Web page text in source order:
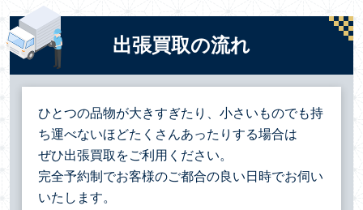
出張買取の流れ
ひとつの品物が大きすぎたり、小さいものでも持
ち運べないほどたくさんあったりする場合は
ぜひ出張買取をご利用ください。
完全予約制でお客様のご都合の良い日時でお伺い
いたします。